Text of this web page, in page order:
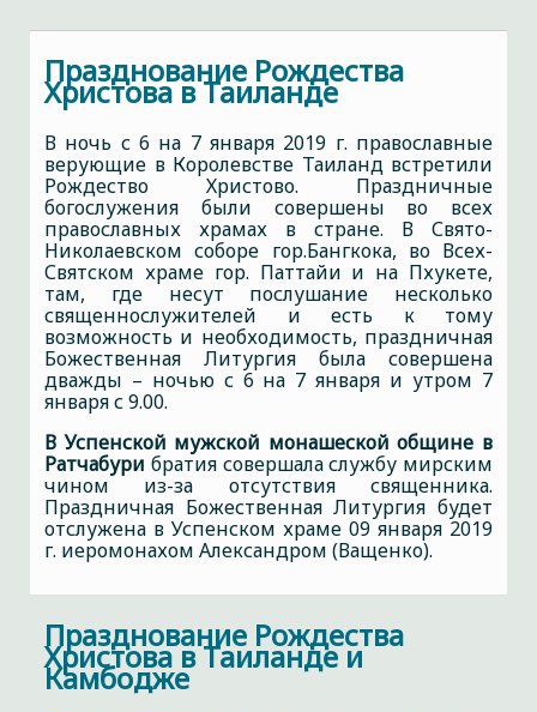
Празднование Рождества
Христова в Таиланде
В ночь с 6 на 7 января 2019 г. православные
верующие в Королевстве Таиланд встретили
Рождество Христово. Праздничные
богослужения были совершены во всех
православных храмах в стране. В Свято-
Николаевском соборе гор.Бангкока, во Всех-
Святском храме гор. Паттайи и на Пхукете,
там, где несут послушание несколько
священнослужителей и есть к тому
возможность и необходимость, праздничная
Божественная Литургия была совершена
дважды – ночью с 6 на 7 января и утром 7
января с 9.00.
В Успенской мужской монашеской общине в
Ратчабури братия совершала службу мирским
чином из-за отсутствия священника.
Праздничная Божественная Литургия будет
отслужена в Успенском храме 09 января 2019
г. иеромонахом Александром (Ващенко).
Празднование Рождества
Христова в Таиланде и
Камбодже